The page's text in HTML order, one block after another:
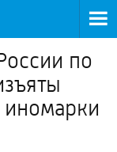
по
иномарки